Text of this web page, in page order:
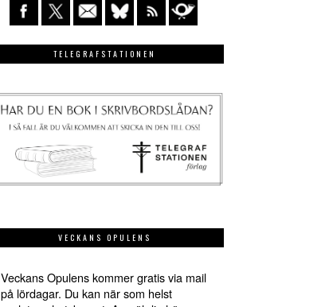
TELEGRAFSTATIONEN
VECKANS OPULENS
Veckans Opulens kommer gratis via mail
på lördagar. Du kan när som helst